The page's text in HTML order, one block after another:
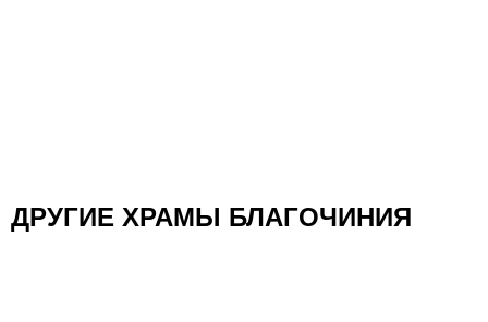
ДРУГИЕ ХРАМЫ БЛАГОЧИНИЯ